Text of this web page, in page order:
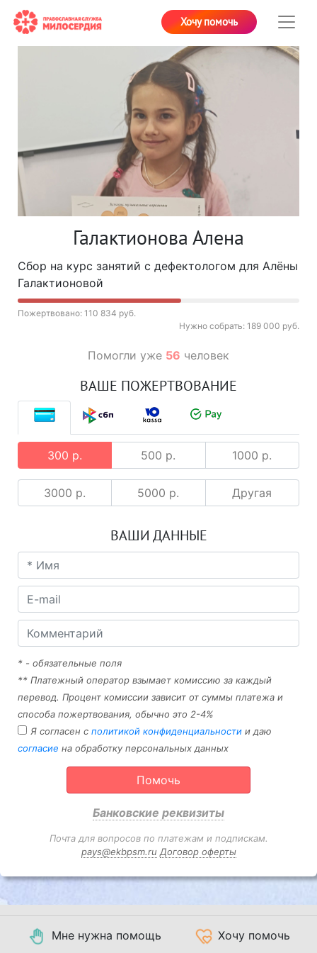
Хочу помочь
Галактионова Алена
Сбор на курс занятий с дефектологом для Алёны
Галактионовой
Пожертвовано: 110 834 руб.
Нужно собрать: 189 000 руб.
Помогли уже 56 человек
ВАШЕ ПОЖЕРТВОВАНИЕ
300 р. 500 р. 1000 р.
3000 р. 5000 р. Другая
ВАШИ ДАННЫЕ
* - обязательные поля
** Платежный оператор взымает комиссию за каждый
перевод. Процент комиссии зависит от суммы платежа и
способа пожертвования, обычно это 2-4%
Я согласен с политикой конфиденциальности и даю
согласие на обработку персональных данных
Помочь
Банковские реквизиты
Почта для вопросов по платежам и подпискам.
pays@ekbpsm.ru Договор оферты
Мне нужна помощь Хочу помочь